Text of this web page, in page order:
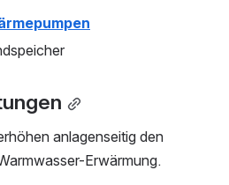
anlagenseitig den
Erwärmung.